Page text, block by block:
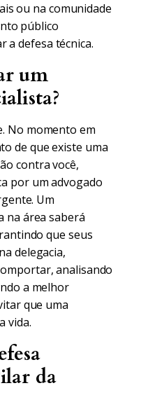
ou na comunidade
público
a defesa técnica.
um
No momento em
de que existe uma
contra você,
por um advogado
Um
na área saberá
que seus
delegacia,
analisando
a melhor
que uma
vida.
da